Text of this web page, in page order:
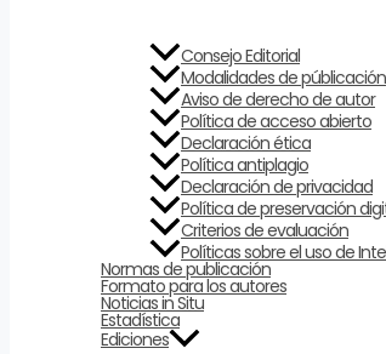
Consejo Editorial
Modalidades de públicación
Aviso de derecho de autor
Política de acceso abierto
Declaración ética
Política antiplagio
Declaración de privacidad
Política de preservación
Criterios de evaluación
Políticas sobre el uso de
Normas de publicación
Formato para los autores
Noticias in Situ
Estadística
Ediciones